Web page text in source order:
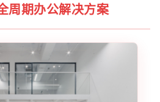
周期办公解决方案